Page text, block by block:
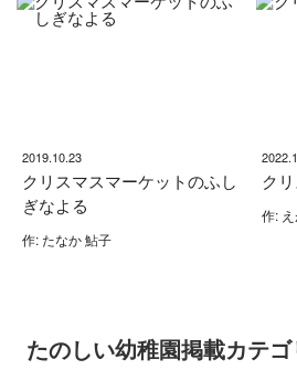
2019.10.23
クリスマスマーケットのふし
ぎなよる
作: たなか 鮎子
ク
作:
たのしい幼稚園掲載カテ